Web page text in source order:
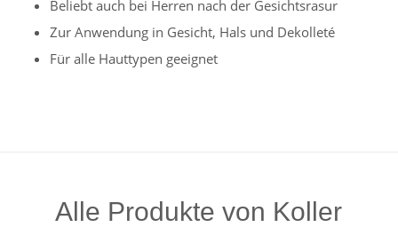
Beliebt auch bei Herren nach der Gesichtsrasur
Zur Anwendung in Gesicht, Hals und Dekolleté
Für alle Hauttypen geeignet
Alle Produkte von Koller